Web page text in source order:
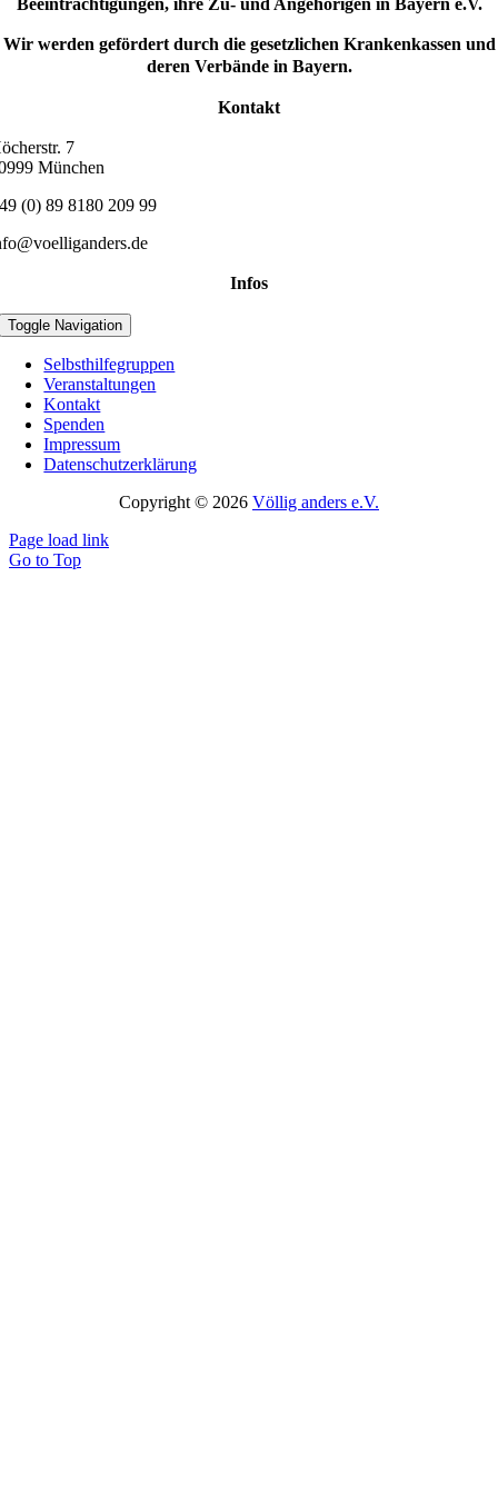
Beeinträchtigungen, ihre Zu- und Angehörigen in Bayern e.V.
Wir werden gefördert durch die gesetzlichen Krankenkassen und
deren Verbände in Bayern.
Kontakt
7
München
(0) 89 8180 209 99
Infos
Toggle Navigation
Selbsthilfegruppen
Veranstaltungen
Kontakt
Spenden
Impressum
Datenschutzerklärung
Copyright © 2026 Völlig anders e.V.
Page load link
Go to Top